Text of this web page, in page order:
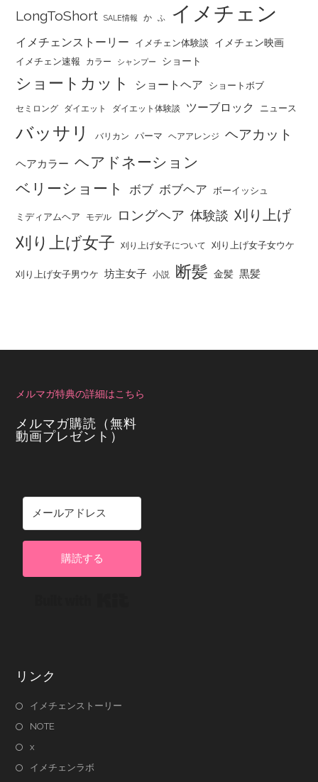
LongToShort SALE情報 か ふ イメチェン
イメチェンストーリー イメチェン体験談 イメチェン映画
イメチェン速報 カラー シャンプー ショート
ショートカット ショートヘア ショートボブ
セミロング ダイエット ダイエット体験談 ツーブロック ニュース
バッサリ バリカン パーマ ヘアアレンジ ヘアカット
ヘアカラー ヘアドネーション
ベリーショート
ボブ ボブヘア ボーイッシュ
ミディアムヘア モデル ロングヘア 体験談 刈り上げ
刈り上げ女子 刈り上げ女子について 刈り上げ女子女ウケ
刈り上げ女子男ウケ 坊主女子 小説 断髪 金髪 黒髪
メルマガ特典の詳細はこちら
メルマガ購読（無料
動画プレゼント）
購読する
リンク
イメチェンストーリー
NOTE
x
イメチェンラボ